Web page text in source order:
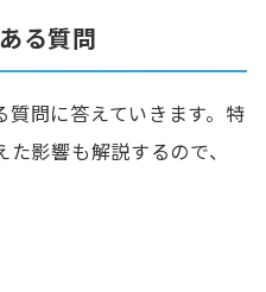
る質問
質問に答えていきます。特
影響も解説するので、